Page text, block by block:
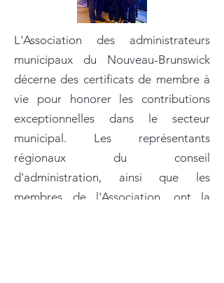
L'Association des administrateurs
municipaux du Nouveau-Brunswick
décerne des certificats de membre à
vie pour honorer les contributions
exceptionnelles dans le secteur
municipal. Les représentants
régionaux du conseil
d'administration, ainsi que les
membres de l'Association, ont la